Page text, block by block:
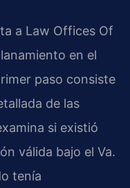
a Law Offices Of
en el
paso consiste
de las
si existió
válida bajo el Va.
tenía